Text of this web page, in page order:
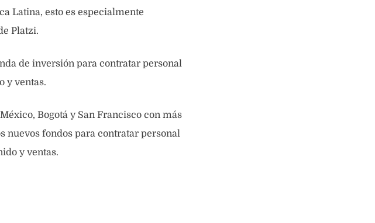
Latina, esto es especialmente
Platzi.
de inversión para contratar personal
y ventas.
Bogotá y San Francisco con más
nuevos fondos para contratar personal
y ventas.